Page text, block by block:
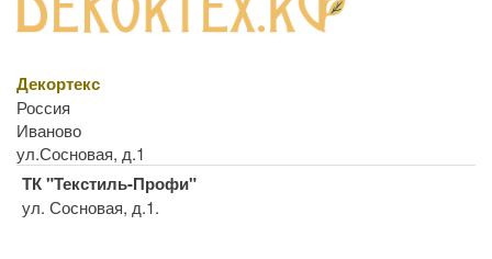
Декортекс
Россия
Иваново
ул.Сосновая, д.1
ТК "Текстиль-Профи"
ул. Сосновая, д.1.